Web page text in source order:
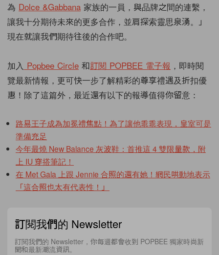
為 Dolce &Gabbana 家族的一員，與品牌之間的連繫，
讓我十分期待未來的更多合作，並肩探索靈思泉湧。」
現在就讓我們期待往後的合作吧。
加入 Popbee Circle 和訂閱 POPBEE 電子報 ，即時閱
覽最新情報，更可快一步了解精彩的尊享禮遇及折扣優
惠！除了這篇外，最近還有以下的報導值得你留意：
路易王子成為加冕禮焦點！為了讓他乖乖表現，皇室可是
準備充足
今年最燒 New Balance 灰波鞋：首推這 4 雙限量款，附
上 IU 穿搭筆記！
在 Met Gala 上跟 Jennie 合照的還有她！網民哄動地表示
「這合照也太有代表性！」
訂閱我們的 Newsletter
訂閱我們的 Newsletter，你每週都會收到 POPBEE 獨家時尚新
聞和最新潮流資訊。